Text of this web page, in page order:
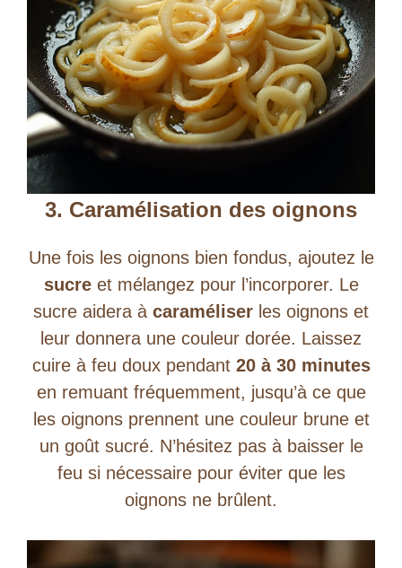
3. Caramélisation des oignons
Une fois les oignons bien fondus, ajoutez le
sucreet mélangez pour l’incorporer. Le
sucre aidera à caraméliser les oignons et
leur donnera une couleur dorée. Laissez
cuire à feu doux pendant 20 à 30 minutes
en remuant fréquemment, jusqu’à ce que
les oignons prennent une couleur brune et
un goût sucré. N’hésitez pas à baisser le
feu si nécessaire pour éviter que les
oignons ne brûlent.